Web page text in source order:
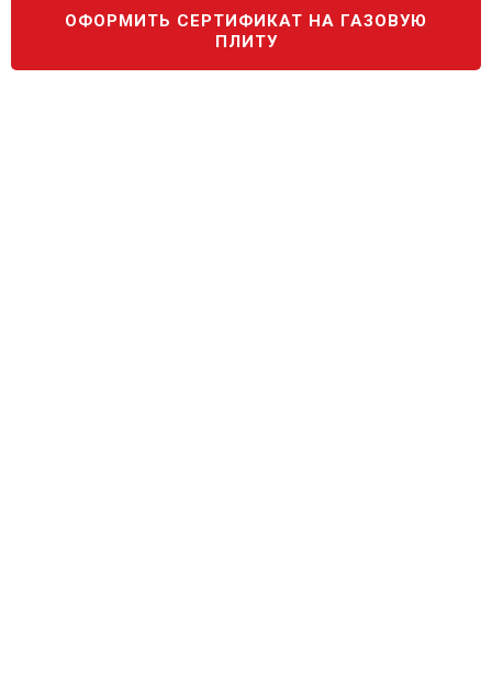
ОФОРМИТЬ СЕРТИФИКАТ НА ГАЗОВУЮ
ПЛИТУ